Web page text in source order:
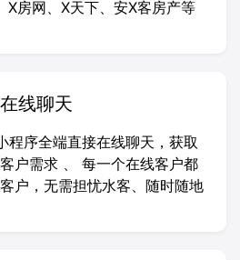
X房网、X天下、安X客房产等
在线聊天
序全端直接在线聊天，获取
户需求 、 每一个在线客户都
户，无需担忧水客、随时随地